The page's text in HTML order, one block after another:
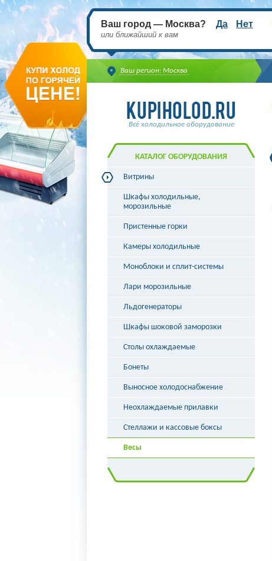
Ваш регион: Москва
Ваш город — Москва? Да Нет
или ближайший к вам
Всё холодильное оборудование
КАТАЛОГ ОБОРУДОВАНИЯ
Витрины
Витрины холодильные
Витрины морозильные
Витрины кондитерские
Витрины угловые
Витрины «рыба на льду»
Шкафы холодильные,
морозильные
Пристенные горки
Камеры холодильные
Моноблоки и сплит-системы
Лари морозильные
Льдогенераторы
Шкафы шоковой заморозки
Столы охлаждаемые
Бонеты
Выносное холодоснабжение
Неохлаждаемые прилавки
Стеллажи и кассовые боксы
Весы